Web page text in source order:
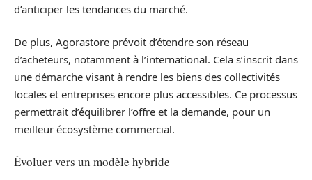
d’anticiper les tendances du marché.
De plus, Agorastore prévoit d’étendre son réseau
d’acheteurs, notamment à l’international. Cela s’inscrit dans
une démarche visant à rendre les biens des collectivités
locales et entreprises encore plus accessibles. Ce processus
permettrait d’équilibrer l’offre et la demande, pour un
meilleur écosystème commercial.
Évoluer vers un modèle hybride